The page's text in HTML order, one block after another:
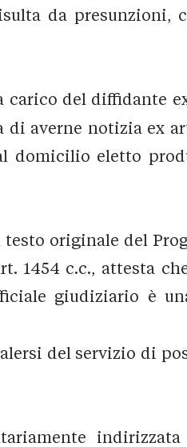
da presunzioni,
del diffidante
averne notizia ex
domicilio eletto
originale del
1454 c.c., attesta
giudiziario è
del servizio di